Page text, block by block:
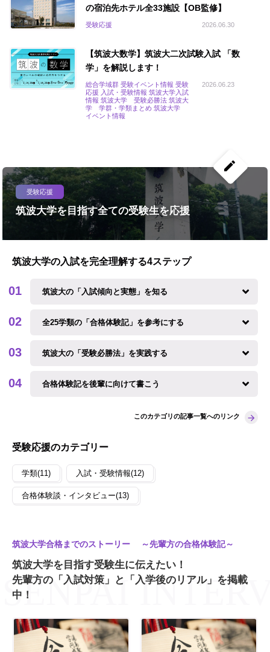
の宿泊先ホテル全33施設【OB監修】
2026.06.30
受験応援
【筑波大数学】筑波大二次試験入試 「数
学」を解説します！
2026.06.23
総合学域群 受験イベント情報 受験
応援 入試・受験情報 筑波大学入試
情報 筑波大学 受験必勝法 筑波大
学 学群・学類まとめ 筑波大学
イベント情報
create
受験応援
筑波大学を目指す全ての受験生を応援
筑波大学の入試を完全理解する4ステップ
筑波大の「入試傾向と実態」を知る
全25学類の「合格体験記」を参考にする
筑波大の「受験必勝法」を実践する
合格体験記を後輩に向けて書こう
このカテゴリの記事一覧へのリンク
受験応援のカテゴリー
学類(11) 入試・受験情報(12)
合格体験談・インタビュー(13)
筑波大学合格までのストーリー ～先輩方の合格体験記～
筑波大学を目指す受験生に伝えたい！
先輩方の「入試対策」と「入学後のリアル」を掲載
中！